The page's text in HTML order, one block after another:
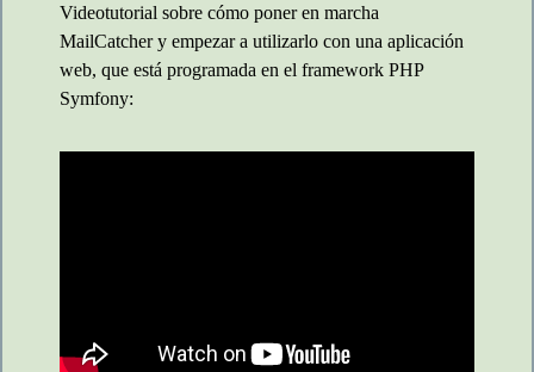
Videotutorial sobre cómo poner en marcha
MailCatcher y empezar a utilizarlo con una aplicación
web, que está programada en el framework PHP
Symfony: